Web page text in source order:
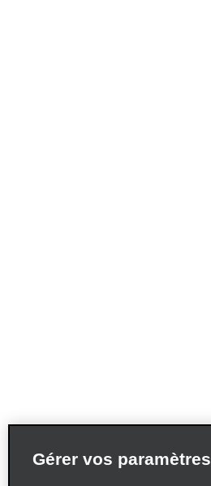
Gérer vos paramètres